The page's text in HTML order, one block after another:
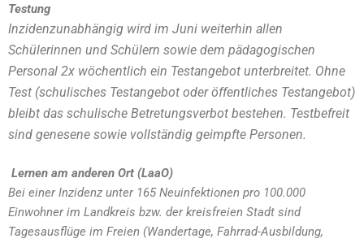
Testung
Inzidenzunabhängig wird im Juni weiterhin allen
Schülerinnen und Schülern sowie dem pädagogischen
Personal 2x wöchentlich ein Testangebot unterbreitet. Ohne
Test (schulisches Testangebot oder öffentliches Testangebot)
bleibt das schulische Betretungsverbot bestehen. Testbefreit
sind genesene sowie vollständig geimpfte Personen.
Lernen am anderen Ort (LaaO)
Bei einer Inzidenz unter 165 Neuinfektionen pro 100.000
Einwohner im Landkreis bzw. der kreisfreien Stadt sind
Tagesausflüge im Freien (Wandertage, Fahrrad-Ausbildung,